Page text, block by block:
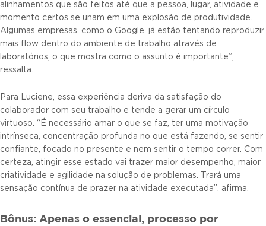
alinhamentos que são feitos até que a pessoa, lugar, atividade e
momento certos se unam em uma explosão de produtividade.
Algumas empresas, como o Google, já estão tentando reproduzir
mais flow dentro do ambiente de trabalho através de
laboratórios, o que mostra como o assunto é importante”,
ressalta.
Para Luciene, essa experiência deriva da satisfação do
colaborador com seu trabalho e tende a gerar um círculo
virtuoso. “É necessário amar o que se faz, ter uma motivação
intrínseca, concentração profunda no que está fazendo, se sentir
confiante, focado no presente e nem sentir o tempo correr. Com
certeza, atingir esse estado vai trazer maior desempenho, maior
criatividade e agilidade na solução de problemas. Trará uma
sensação contínua de prazer na atividade executada”, afirma.
Bônus: Apenas o essencial, processo por